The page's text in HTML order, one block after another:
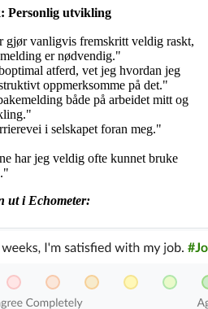
Personlig utvikling
gjør vanligvis fremskritt veldig raskt,
er nødvendig."
atferd, vet jeg hvordan jeg
oppmerksomme på det."
både på arbeidet mitt og
i selskapet foran meg."
har jeg veldig ofte kunnet bruke
ut i Echometer: